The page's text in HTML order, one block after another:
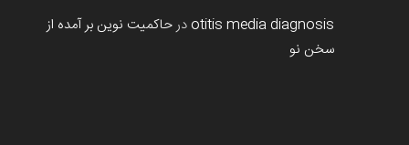
otitis media diagnosisدرحاکمیت نوین بر آمده از
سخن نو